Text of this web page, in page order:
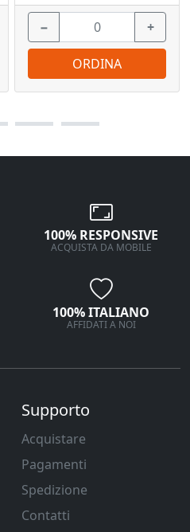
− +
ORDINA
100% RESPONSIVE
ACQUISTA DA MOBILE
100% ITALIANO
AFFIDATI A NOI
Supporto
Acquistare
Pagamenti
Spedizione
Contatti